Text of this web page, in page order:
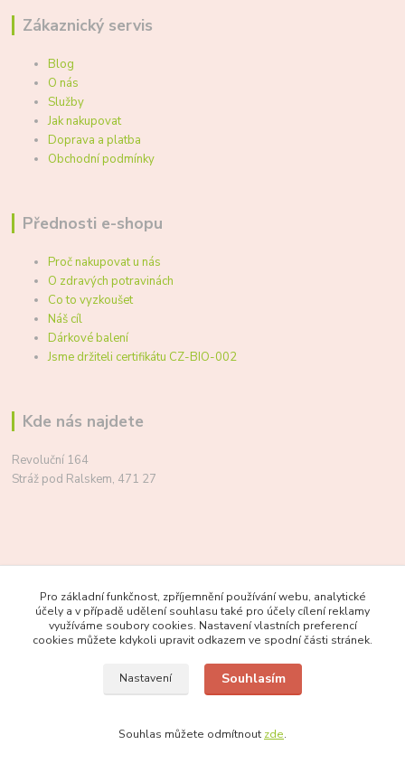
Zákaznický servis
Blog
O nás
Služby
Jak nakupovat
Doprava a platba
Obchodní podmínky
Přednosti e-shopu
Proč nakupovat u nás
O zdravých potravinách
Co to vyzkoušet
Náš cíl
Dárkové balení
Jsme držiteli certifikátu CZ-BIO-002
Kde nás najdete
Revoluční 164
Stráž pod Ralskem, 471 27
Pro základní funkčnost, zpříjemnění používání webu, analytické
účely a v případě udělení souhlasu také pro účely cílení reklamy
využíváme soubory cookies. Nastavení vlastních preferencí
cookies můžete kdykoli upravit odkazem ve spodní části stránek.
Nastavení Souhlasím
Souhlas můžete odmítnout zde.